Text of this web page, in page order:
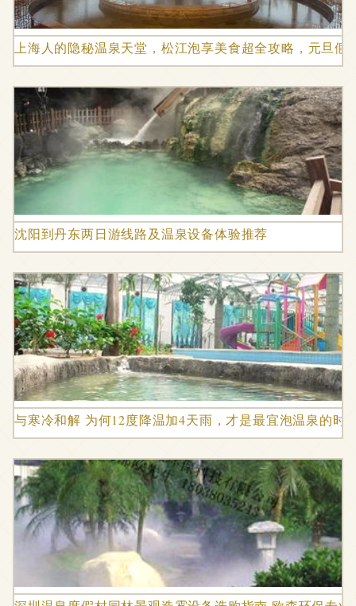
上海人的隐秘温泉天堂，松江泡享美食超全攻略，元旦假
沈阳到丹东两日游线路及温泉设备体验推荐
与寒冷和解 为何12度降温加4天雨，才是最宜泡温泉的时